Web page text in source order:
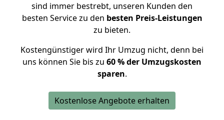
sind immer bestrebt, unseren Kunden den
besten Service zu den besten Preis-Leistungen
zu bieten.
Kostengünstiger wird Ihr Umzug nicht, denn bei
uns können Sie bis zu 60 % der Umzugskosten
sparen.
Kostenlose Angebote erhalten